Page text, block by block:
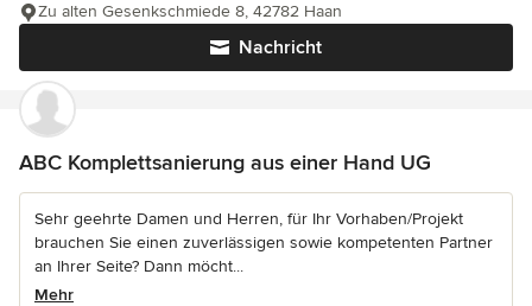
Nachricht
Zu alten Gesenkschmiede 8, 42782 Haan
ABC Komplettsanierung aus einer Hand UG
Sehr geehrte Damen und Herren, für Ihr Vorhaben/Projekt
brauchen Sie einen zuverlässigen sowie kompetenten Partner
an Ihrer Seite? Dann möcht...
Mehr